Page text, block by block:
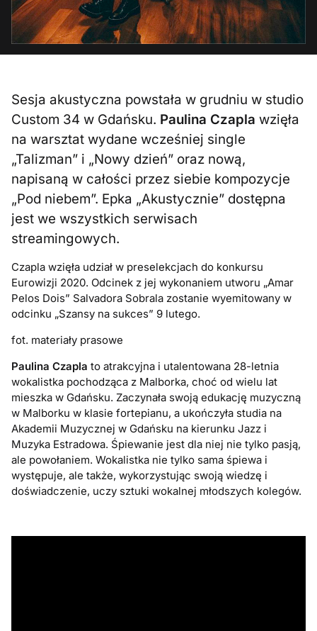
Sesja akustyczna powstała w grudniu w studio
Custom 34 w Gdańsku. Paulina Czapla wzięła
na warsztat wydane wcześniej single
„Talizman” i „Nowy dzień” oraz nową,
napisaną w całości przez siebie kompozycje
„Pod niebem”. Epka „Akustycznie” dostępna
jest we wszystkich serwisach
streamingowych.
Czapla wzięła udział w preselekcjach do konkursu
Eurowizji 2020. Odcinek z jej wykonaniem utworu „Amar
Pelos Dois” Salvadora Sobrala zostanie wyemitowany w
odcinku „Szansy na sukces” 9 lutego.
fot. materiały prasowe
Paulina Czapla to atrakcyjna i utalentowana 28-letnia
wokalistka pochodząca z Malborka, choć od wielu lat
mieszka w Gdańsku. Zaczynała swoją edukację muzyczną
w Malborku w klasie fortepianu, a ukończyła studia na
Akademii Muzycznej w Gdańsku na kierunku Jazz i
Muzyka Estradowa. Śpiewanie jest dla niej nie tylko pasją,
ale powołaniem. Wokalistka nie tylko sama śpiewa i
występuje, ale także, wykorzystując swoją wiedzę i
doświadczenie, uczy sztuki wokalnej młodszych kolegów.